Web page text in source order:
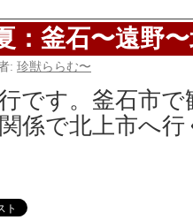
：釜石〜遠野
: 珍獣ららむ〜
です。釜石市
係で北上市へ